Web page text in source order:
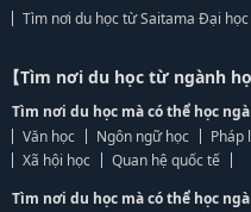
Tìm nơi du học từ Saitama Đại học
【Tìm nơi du học từ ngành
Tìm nơi du học mà có thể học
Văn học
Ngôn ngữ học Pháp
Xã hội học
Quan hệ quốc tế
Tìm nơi du học mà có thể học